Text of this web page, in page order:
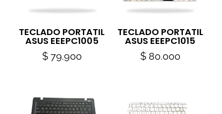
TECLADO PORTATIL
ASUS EEEPC1005
$79.900
TECLADO PORTATIL
ASUS EEEPC1015
$80.000